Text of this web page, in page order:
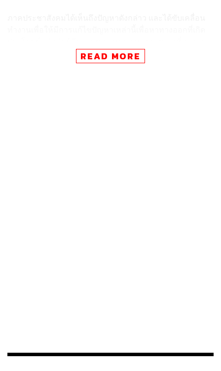
ทำงานฯ เห็นว่าคณะกรรมาธิการมีบทบาทหน้าที่ตาม
กฎหมายที่ทำงานเพื่อปกป้องสิทธิและความเป็นธรรมทางเพศ
READ MORE